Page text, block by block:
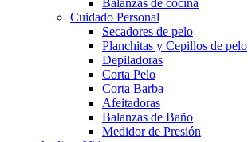
Balanzas de cocina
Cuidado Personal
Secadores de pelo
Planchitas y Cepillos de pelo
Depiladoras
Corta Pelo
Corta Barba
Afeitadoras
Balanzas de Baño
Medidor de Presión